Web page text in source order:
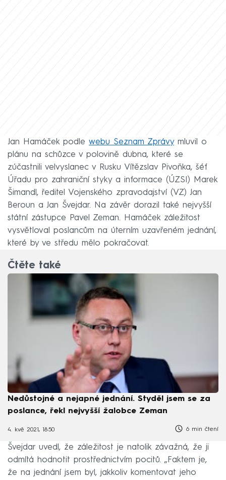
Jan Hamáček podle webu Seznam Zprávymluvil o
plánu na schůzce v polovině dubna, které se
zúčastnili velvyslanec v Rusku Vítězslav Pivoňka, šéf
Úřadu pro zahraniční styky a informace (ÚZSI) Marek
Šimandl, ředitel Vojenského zpravodajství (VZ) Jan
Beroun a Jan Švejdar. Na závěr dorazil také nejvyšší
státní zástupce Pavel Zeman. Hamáček záležitost
vysvětloval poslancům na úterním uzavřeném jednání,
které by ve středu mělo pokračovat.
Čtěte také
Nedůstojné a nejapné jednání. Styděl jsem se za
poslance, řekl nejvyšší žalobce Zeman
4. kvě 2021, 18:50 6 min čtení
Švejdar uvedl, že záležitost je natolik závažná, že ji
odmítá hodnotit prostřednictvím pocitů. „Faktem je,
že na jednání jsem byl, jakkoliv komentovat jeho